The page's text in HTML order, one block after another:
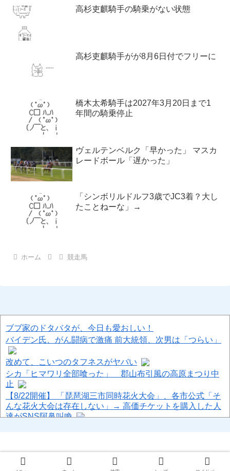
高杉吏麒騎手の騎乗がない状態
高杉吏麒騎手がが8月6日付でフリーに
橋木太希騎手は2027年3月20日まで1
年間の騎乗停止
ヴェルテンベルク「早かった」 マスカ
レードボール「遅かった」
「シンボリルドルフ3歳でJC3着？大し
たことねーな」→
ホーム 競走馬
ブブ家のドタバタが、今日も愛おしい！
バイデン氏、がん闘病で激痛 前大統領、次男は「つらい」
改めて、こいつのタフネスがヤバい
シカ「ヒマワリ全部喰った」 郡山布引風の高原まつり中
止
【8/22開催】 「琵琶湖三市同時花火大会」、各市公式「そ
んな花火大会は存在しない」→ 高価チケットを購入した人
達がSNS阿鼻叫喚
が地域を不安定化させている」というストーリーで番組制
作を進めようとするも……© 2013-2026 ハロン棒ch.